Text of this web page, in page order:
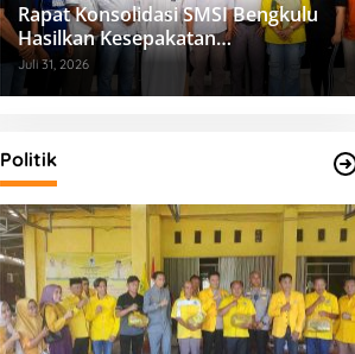
Rapat Konsolidasi SMSI Bengkulu
Hasilkan Kesepakatan
Pembentukan Pokja Newsroom
Kolaboratif
Juli 31, 2026
Politik